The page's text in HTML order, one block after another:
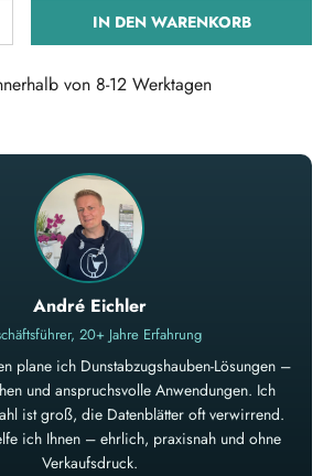
ERHÖHENIN DEN WARENKORB
von 8-12 Werktagen
André Eichler
20+ Jahre Erfahrung
plane ich Dunstabzugshauben-Lösungen –
und anspruchsvolle Anwendungen. Ich
ist groß, die Datenblätter oft verwirrend.
ich Ihnen – ehrlich, praxisnah und ohne
Verkaufsdruck.